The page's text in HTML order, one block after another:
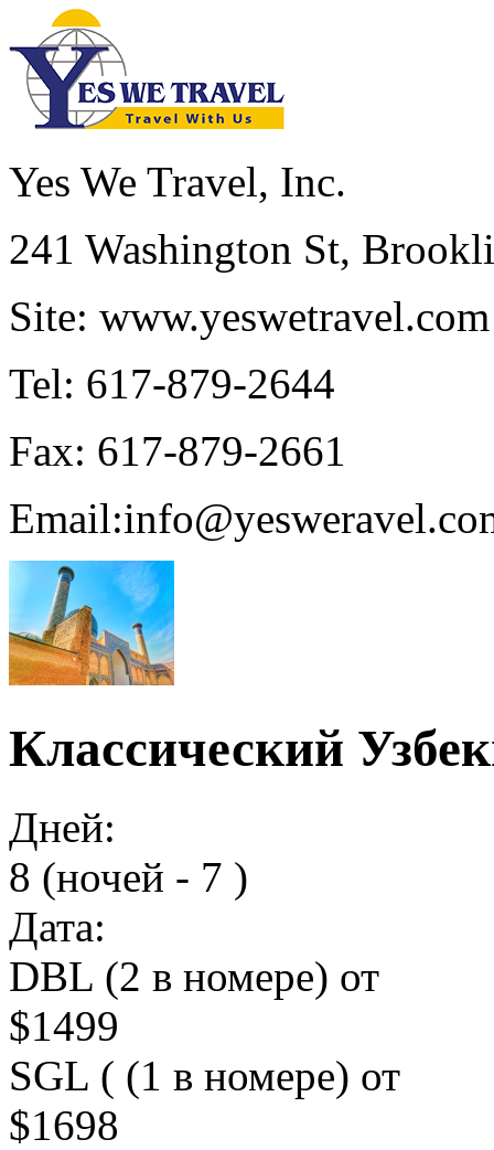
Yes We Travel, Inc.
241 Washington St,
Site: www.yeswetravel.com
Tel: 617-879-2644
Fax: 617-879-2661
Классический
Дней:
8 (ночей - 7 )
Дата:
DBL (2 в номере) от
$1499
SGL ( (1 в номере) от
$1698